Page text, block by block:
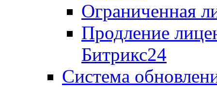
Ограниченная
Продление
Битрикс24
Система